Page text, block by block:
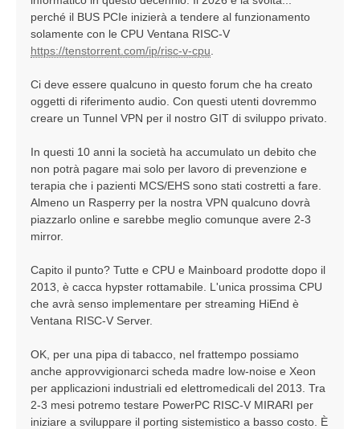
perché il BUS PCIe inizierà a tendere al funzionamento
solamente con le CPU Ventana RISC-V
https://tenstorrent.com/ip/risc-v-cpu
Ci deve essere qualcuno in questo forum che ha creato
oggetti di riferimento audio. Con questi utenti dovremmo
creare un Tunnel VPN per il nostro GIT di sviluppo privato.
In questi 10 anni la società ha accumulato un debito che
non potrà pagare mai solo per lavoro di prevenzione e
terapia che i pazienti MCS/EHS sono stati costretti a fare.
Almeno un Rasperry per la nostra VPN qualcuno dovrà
piazzarlo online e sarebbe meglio comunque avere 2-3
mirror.
Capito il punto? Tutte e CPU e Mainboard prodotte dopo il
2013, è cacca hypster rottamabile. L'unica prossima CPU
che avrà senso implementare per streaming HiEnd è
Ventana RISC-V Server.
OK, per una pipa di tabacco, nel frattempo possiamo
anche approvvigionarci scheda madre low-noise e Xeon
per applicazioni industriali ed elettromedicali del 2013. Tra
2-3 mesi potremo testare PowerPC RISC-V MIRARI per
iniziare a sviluppare il porting sistemistico a basso costo. È